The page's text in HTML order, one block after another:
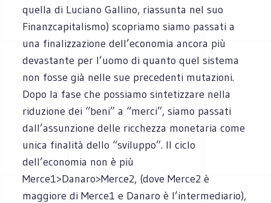
quella di Luciano Gallino, riassunta nel suo
Finanzcapitalismo) scopriamo siamo passati a
una finalizzazione dell’economia ancora più
devastante per l’uomo di quanto quel sistema
non fosse già nelle sue precedenti mutazioni.
Dopo la fase che possiamo sintetizzare nella
riduzione dei “beni” a “merci”, siamo passati
dall’assunzione delle ricchezza monetaria come
unica finalità dello “sviluppo”. Il ciclo
dell’economia non è più
Merce1>Danaro>Merce2, (dove Merce2 è
maggiore di Merce1 e Danaro è l’intermediario),